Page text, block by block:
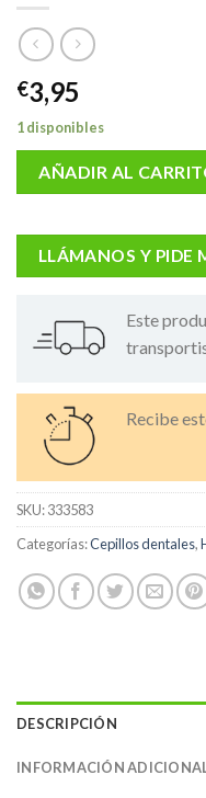
€3,95
1 disponibles
AÑADIR AL
LLÁMANOS Y PIDE
Este
Recibe
SKU:333583
Categorías:Cepillos dentales,
DESCRIPCIÓN
INFORMACIÓN